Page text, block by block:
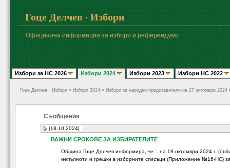
Гоце Делчев · Избори
Официална информация за избори и референдуми
Избори за НС 2026 Избори 2024 Избори 2023 Избори НС 2022
Гоце Делчев · Избори » Избори 2024 » Избори за народни представители на 27 октомври 2024
Съобщения
[18.10.2024]
ВАЖНИ СРОКОВЕ ЗА ИЗБИРАТЕЛИТЕ
Община Гоце Делчев информира, че: . на 19 октомври 2024 г.
непълноти и грешки в изборните списъци (Приложение №16-НС)